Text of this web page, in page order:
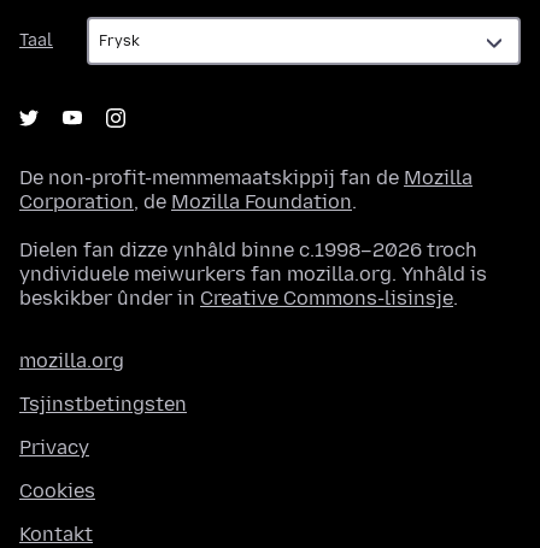
Taal
Taal
De non-profit-memmemaatskippij fan de Mozilla
Corporation, de Mozilla Foundation.
Dielen fan dizze ynhâld binne c.1998–2026 troch
yndividuele meiwurkers fan mozilla.org. Ynhâld is
beskikber ûnder in Creative Commons-lisinsje.
mozilla.org
Tsjinstbetingsten
Privacy
Cookies
Kontakt